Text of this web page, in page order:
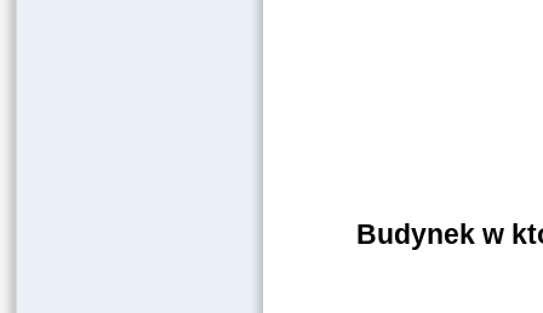
Budynek w